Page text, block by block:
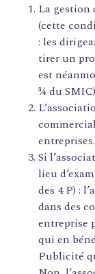
La gestion
(cette
: les
tirer un
est
¾ du
entreprises.
Si
lieu
des 4 P) :
dans des
entreprise
qui en
Publicité